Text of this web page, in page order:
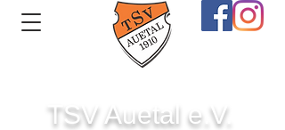
TSV Auetal e.V.